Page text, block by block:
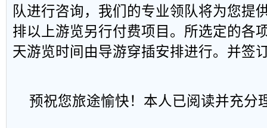
队进行咨询，我们的专业领队将为您提
排以上游览另行付费项目。所选定的各
天游览时间由导游穿插安排进行。并签
预祝您旅途愉快！本人已阅读并充分